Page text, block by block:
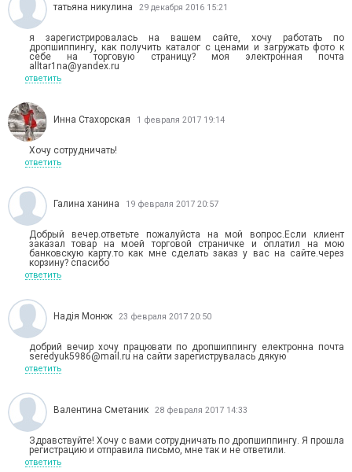
татьяна никулина 29 декабря 2016 15:21
я зарегистрировалась на вашем сайте, хочу работать по
дропшиппингу, как получить каталог с ценами и загружать фото к
себе на торговую страницу? моя электронная почта
alltar1na@yandex.ru
ответить
Инна Стахорская 1 февраля 2017 19:14
Хочу сотрудничать!
ответить
Галина ханина 19 февраля 2017 20:57
Добрый вечер.ответьте пожалуйста на мой вопрос.Если клиент
заказал товар на моей торговой страничке и оплатил на мою
банковскую карту.то как мне сделать заказ у вас на сайте.через
корзину? спасибо
ответить
Надія Монюк 23 февраля 2017 20:50
добрий вечир хочу працювати по дропшиппингу електронна почта
seredyuk5986@mail.ru на сайти зарегиструвалась дякую
ответить
Валентина Сметаник 28 февраля 2017 14:33
Здравствуйте! Хочу с вами сотрудничать по дропшиппингу. Я прошла
регистрацию и отправила письмо, мне так и не ответили.
ответить